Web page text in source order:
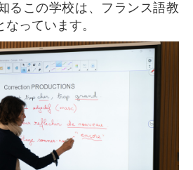
るこの学校は、フランス語教
っています。